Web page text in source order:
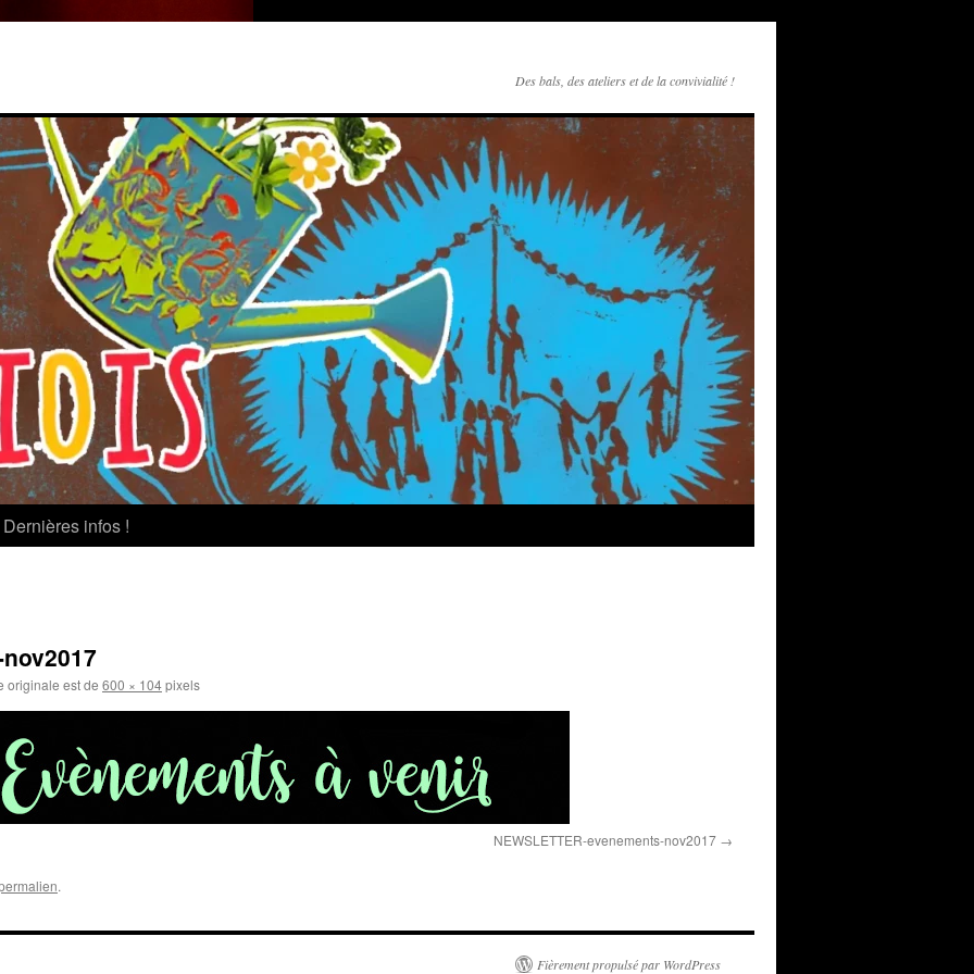
Des bals, des ateliers et de la convivialité !
Dernières infos !
originale est de 600 × 104pixels
NEWSLETTER-evenements-nov2017
.
Fièrement propulsé par WordPress